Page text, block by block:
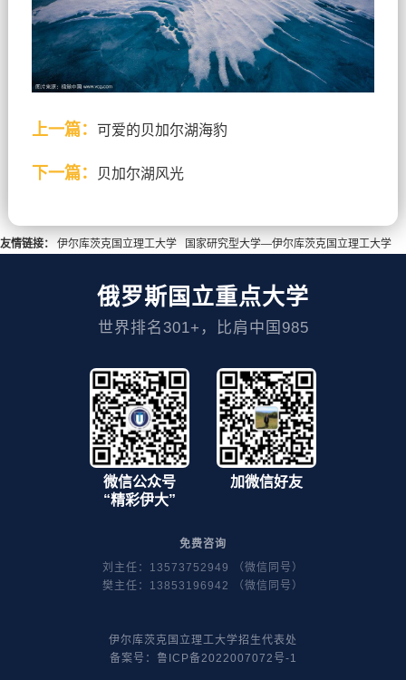
上一篇： 可爱的贝加尔湖海豹
下一篇： 贝加尔湖风光
友情链接： 伊尔库茨克国立理工大学 国家研究型大学—伊尔库茨克国立理工大学
俄罗斯国立重点大学
世界排名301+，比肩中国985
微信公众号
“精彩伊大”
加微信好友
免费咨询
刘主任：13573752949 （微信同号）
樊主任：13853196942 （微信同号）
伊尔库茨克国立理工大学招生代表处
备案号：
鲁ICP备2022007072号-1